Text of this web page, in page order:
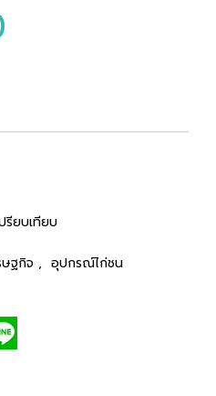
รียบเทียบ
ษฐกิจ , อุปกรณ์ไก่ชน